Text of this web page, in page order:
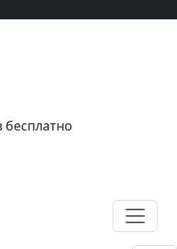
бесплатно